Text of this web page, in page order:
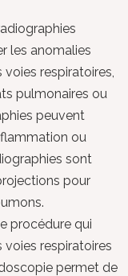
les anomalies
respiratoires,
pulmonaires ou
peuvent
ou
sont
pour
procédure qui
voies respiratoires
permet de